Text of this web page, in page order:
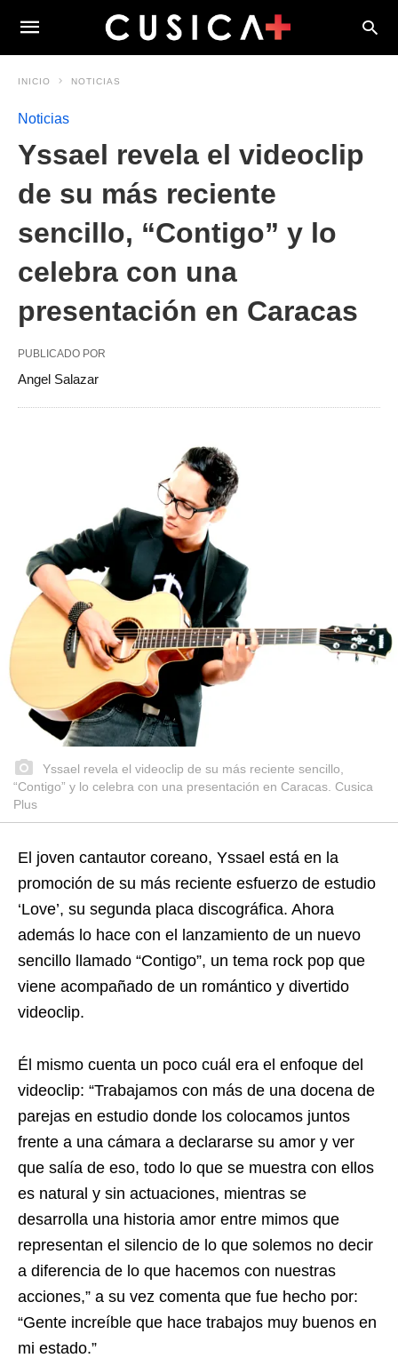
INICIO NOTICIAS
Noticias
Yssael revela el videoclip
de su más reciente
sencillo, “Contigo” y lo
celebra con una
presentación en Caracas
PUBLICADO POR
Angel Salazar
Yssael revela el videoclip de su más reciente sencillo,
“Contigo” y lo celebra con una presentación en Caracas. Cusica
Plus
El joven cantautor coreano, Yssael está en la
promoción de su más reciente esfuerzo de estudio
‘Love’, su segunda placa discográfica. Ahora
además lo hace con el lanzamiento de un nuevo
sencillo llamado “Contigo”, un tema rock pop que
viene acompañado de un romántico y divertido
videoclip.
Él mismo cuenta un poco cuál era el enfoque del
videoclip: “Trabajamos con más de una docena de
parejas en estudio donde los colocamos juntos
frente a una cámara a declararse su amor y ver
que salía de eso, todo lo que se muestra con ellos
es natural y sin actuaciones, mientras se
desarrolla una historia amor entre mimos que
representan el silencio de lo que solemos no decir
a diferencia de lo que hacemos con nuestras
acciones,” a su vez comenta que fue hecho por:
“Gente increíble que hace trabajos muy buenos en
mi estado.”